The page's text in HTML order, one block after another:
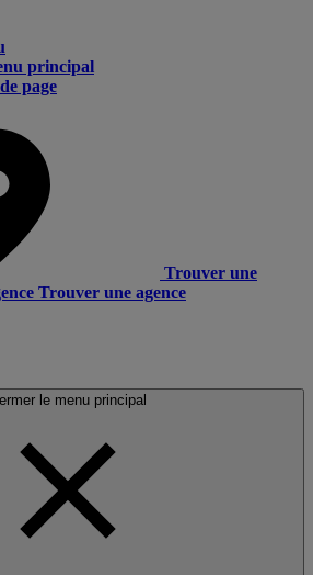
principal
page
Trouver une
Trouver une agence
le menu principal